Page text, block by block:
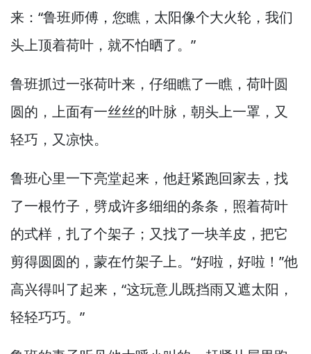
来：“鲁班师傅， 您瞧， 太阳像个大火轮， 我们
头上顶着荷叶， 就不怕晒了。”
鲁班抓过一张荷叶来， 仔细瞧了一瞧， 荷叶圆
圆的， 上面有一丝丝的叶脉， 朝头上一罩， 又
轻巧， 又凉快。
鲁班心里一下亮堂起来， 他赶紧跑回家去， 找
了一根竹子， 劈成许多细细的条条， 照着荷叶
的式样， 扎了个架子；又找了一块羊皮， 把它
剪得圆圆的， 蒙在竹架子上。 “好啦， 好啦！”他
高兴得叫了起来， “这玩意儿既挡雨又遮太阳，
轻轻巧巧。”